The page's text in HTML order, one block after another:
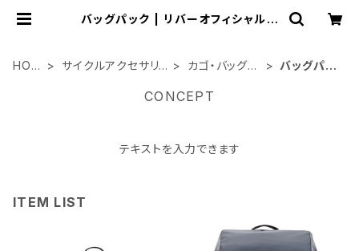
バッグパック | リバーオフィシャルシ
HOM
サイクルアクセサリ
カゴ・バッグ関
バッグパッ
CONCEPT
テキストを入力できます
ITEM LIST